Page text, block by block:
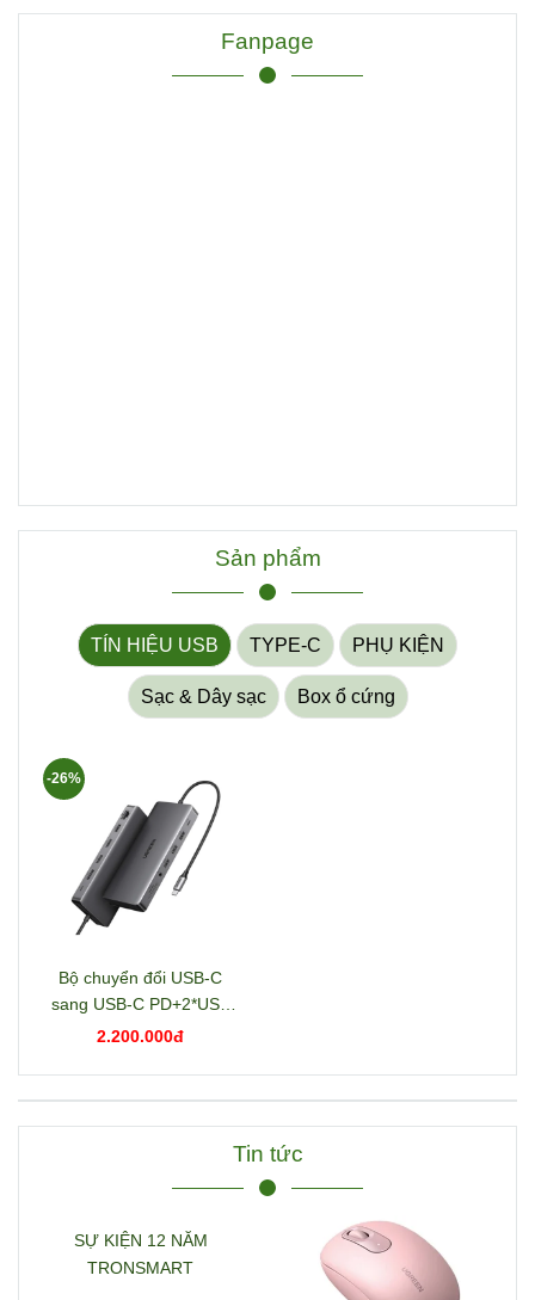
Fanpage
Sản phẩm
TÍN HIỆU USB TYPE-C PHỤ KIỆN
Sạc & Dây sạc Box ổ cứng
Bộ chuyển đổi USB-C
sang USB-C PD+2*USB
3.2+USB-C 3.2+2*USB
2.200.000đ
-26%
Tin tức
SỰ KIỆN 12 NĂM
TRONSMART